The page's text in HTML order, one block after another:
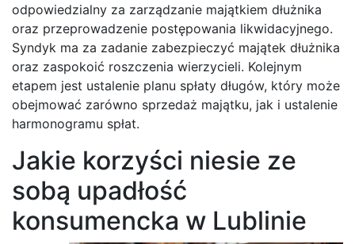
odpowiedzialny za zarządzanie majątkiem dłużnika
oraz przeprowadzenie postępowania likwidacyjnego.
Syndyk ma za zadanie zabezpieczyć majątek dłużnika
oraz zaspokoić roszczenia wierzycieli. Kolejnym
etapem jest ustalenie planu spłaty długów, który może
obejmować zarówno sprzedaż majątku, jak i ustalenie
harmonogramu spłat.
Jakie korzyści niesie ze
sobą upadłość
konsumencka w Lublinie